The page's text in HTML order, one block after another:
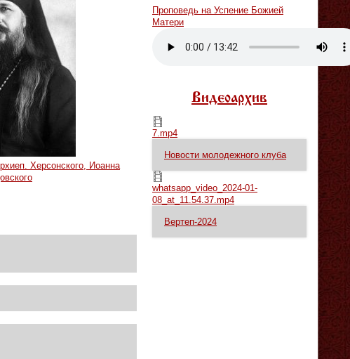
Херсонского, Иоанна
Проповедь на Успение Божией
Матери
Видеоархив
7.mp4
7.mp4
Новости молодежного клуба
whatsapp_video_2024-01-08_at_11.54.37.mp4
whatsapp_video_2024-01-
08_at_11.54.37.mp4
Вертеп-2024